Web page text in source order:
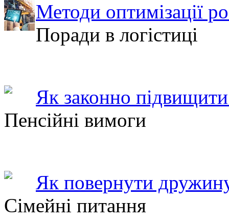
Методи оптимізації
Поради в логістиці
Як законно підвищити
Пенсійні вимоги
Як повернути
Сімейні питання